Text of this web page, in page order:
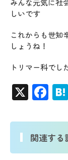
みんな元気に社
しいです
これからも世知
しょうね！
トリマー科でし
X
関連する